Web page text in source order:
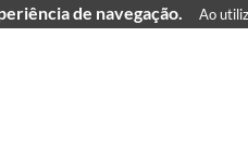
de navegação. Ao